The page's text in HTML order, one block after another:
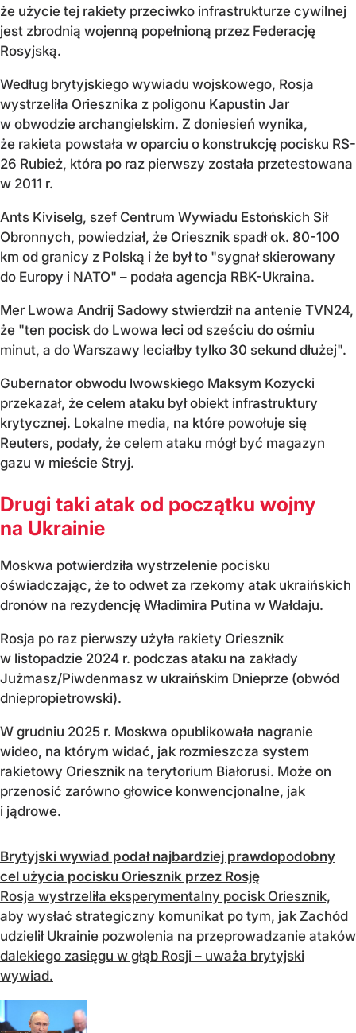
że użycie tej rakiety przeciwko infrastrukturze cywilnej
jest zbrodnią wojenną popełnioną przez Federację
Rosyjską.
Według brytyjskiego wywiadu wojskowego, Rosja
wystrzeliła Oriesznika z poligonu Kapustin Jar
w obwodzie archangielskim. Z doniesień wynika,
że rakieta powstała w oparciu o konstrukcję pocisku RS-
26 Rubież, która po raz pierwszy została przetestowana
w 2011 r.
Ants Kiviselg, szef Centrum Wywiadu Estońskich Sił
Obronnych, powiedział, że Oriesznik spadł ok. 80-100
km od granicy z Polską i że był to "sygnał skierowany
do Europy i NATO" – podała agencja RBK-Ukraina.
Mer Lwowa Andrij Sadowy stwierdził na antenie TVN24,
że "ten pocisk do Lwowa leci od sześciu do ośmiu
minut, a do Warszawy leciałby tylko 30 sekund dłużej".
Gubernator obwodu lwowskiego Maksym Kozycki
przekazał, że celem ataku był obiekt infrastruktury
krytycznej. Lokalne media, na które powołuje się
Reuters, podały, że celem ataku mógł być magazyn
gazu w mieście Stryj.
Drugi taki atak od początku wojny
na Ukrainie
Moskwa potwierdziła wystrzelenie pocisku
oświadczając, że to odwet za rzekomy atak ukraińskich
dronów na rezydencję Władimira Putina w Wałdaju.
Rosja po raz pierwszy użyła rakiety Oriesznik
w listopadzie 2024 r. podczas ataku na zakłady
Jużmasz/Piwdenmasz w ukraińskim Dnieprze (obwód
dniepropietrowski).
W grudniu 2025 r. Moskwa opublikowała nagranie
wideo, na którym widać, jak rozmieszcza system
rakietowy Oriesznik na terytorium Białorusi. Może on
przenosić zarówno głowice konwencjonalne, jak
i jądrowe.
Brytyjski wywiad podał najbardziej prawdopodobny
cel użycia pocisku Oriesznik przez Rosję
Rosja wystrzeliła eksperymentalny pocisk Oriesznik,
aby wysłać strategiczny komunikat po tym, jak Zachód
udzielił Ukrainie pozwolenia na przeprowadzanie ataków
dalekiego zasięgu w głąb Rosji – uważa brytyjski
wywiad.